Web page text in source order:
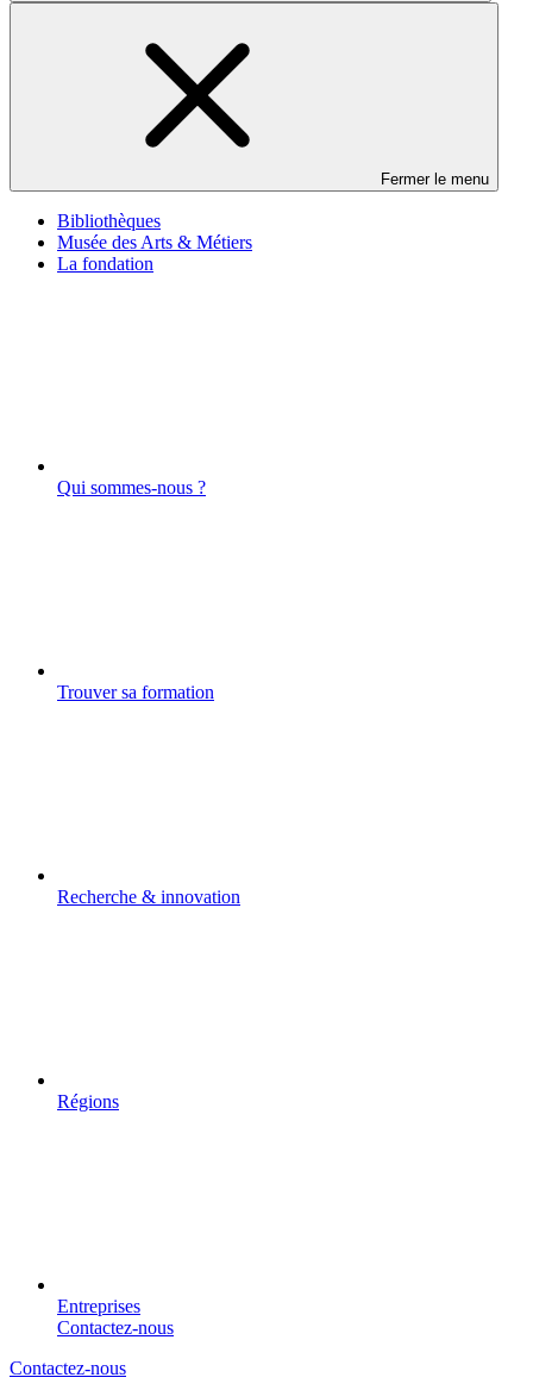
Fermer le menu
Bibliothèques
Musée des Arts & Métiers
La fondation
Qui sommes-nous ?
Trouver sa formation
Recherche & innovation
Régions
Entreprises
Contactez-nous
Contactez-nous